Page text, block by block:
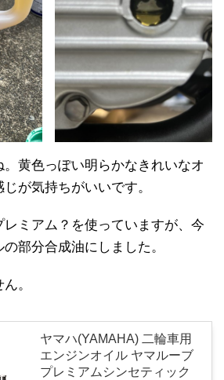
黄色っぽい明らかなきれいなオ
が気持ちがいいです。
ミアム？を使っていますが、今
部分合成油にしました。
。
ヤマハ(YAMAHA) 二輪車用
エンジンオイル ヤマルーブ
プレミアムシンセティック